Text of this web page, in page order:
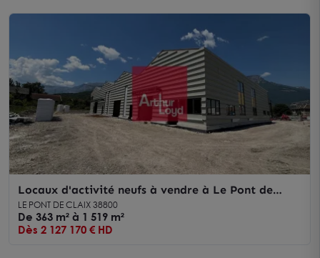
Locaux d'activité neufs à vendre à Le Pont de
Claix divisibles dès 363 m²
LE PONT DE CLAIX 38800
De 363 m² à 1 519 m²
Dès 2 127 170 € HD